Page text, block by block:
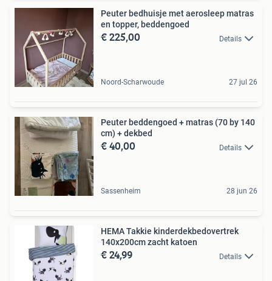
Peuter bedhuisje met aerosleep matras
en topper, beddengoed
€ 225,00 Details
Noord-Scharwoude 27 jul 26
Peuter beddengoed + matras (70 by 140
cm) + dekbed
€ 40,00 Details
Sassenheim 28 jun 26
HEMA Takkie kinderdekbedovertrek
140x200cm zacht katoen
€ 24,99 Details